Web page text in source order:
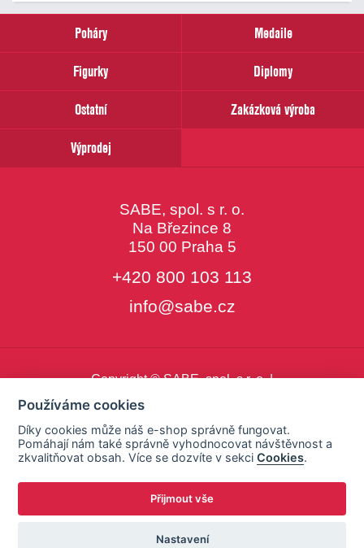
email
Poháry
Medaile
Figurky
Diplomy
Ostatní
Zakázková výroba
Výprodej
SABE, spol. s r. o.
Na Březince 8
150 00 Praha 5
+420 800 103 113
info@sabe.cz
Copyright © SABE, spol. s r. o. |
Používáme cookies
Díky cookies může náš e-shop správně fungovat.
Pomáhají nám také správně vyhodnocovat návštěvnost a
zkvalitňovat obsah. Více se dozvíte v sekciCookies.
Přijmout vše
Nastavení